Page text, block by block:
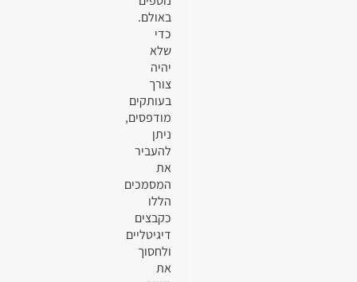
באולם.
כדי
שלא
יהיה
צורך
בעותקים
מודפסים,
ניתן
להעביר
את
המסמכים
הללו
כקבצים
דיגיטליים
ולחסוך
את